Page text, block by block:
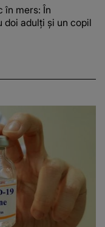
în mers: În
doi adulți și un copil